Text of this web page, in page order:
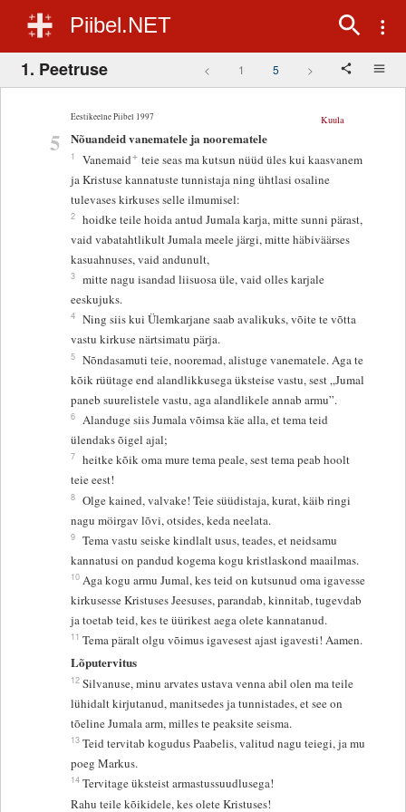
Piibel.NET
1. Peetruse < 1 5 >
Eestikeelne Piibel 1997
5
Kuula
Nõuandeid vanematele ja noorematele
1 Vanemaid+ teie seas ma kutsun nüüd üles kui kaasvanem
ja Kristuse kannatuste tunnistaja ning ühtlasi osaline
tulevases kirkuses selle ilmumisel:
2 hoidke teile hoida antud Jumala karja, mitte sunni pärast,
vaid vabatahtlikult Jumala meele järgi, mitte häbiväärses
kasuahnuses, vaid andunult,
3 mitte nagu isandad liisuosa üle, vaid olles karjale
eeskujuks.
4 Ning siis kui Ülemkarjane saab avalikuks, võite te võtta
vastu kirkuse närtsimatu pärja.
5 Nõndasamuti teie, nooremad, alistuge vanematele. Aga te
kõik rüütage end alandlikkusega üksteise vastu, sest „Jumal
paneb suurelistele vastu, aga alandlikele annab armu”.
6 Alanduge siis Jumala võimsa käe alla, et tema teid
ülendaks õigel ajal;
7 heitke kõik oma mure tema peale, sest tema peab hoolt
teie eest!
8 Olge kained, valvake! Teie süüdistaja, kurat, käib ringi
nagu möirgav lõvi, otsides, keda neelata.
9 Tema vastu seiske kindlalt usus, teades, et neidsamu
kannatusi on pandud kogema kogu kristlaskond maailmas.
10 Aga kogu armu Jumal, kes teid on kutsunud oma igavesse
kirkusesse Kristuses Jeesuses, parandab, kinnitab, tugevdab
ja toetab teid, kes te üürikest aega olete kannatanud.
11 Tema päralt olgu võimus igavesest ajast igavesti! Aamen.
Lõputervitus
12 Silvanuse, minu arvates ustava venna abil olen ma teile
lühidalt kirjutanud, manitsedes ja tunnistades, et see on
tõeline Jumala arm, milles te peaksite seisma.
13 Teid tervitab kogudus Paabelis, valitud nagu teiegi, ja mu
poeg Markus.
14 Tervitage üksteist armastussuudlusega!
Rahu teile kõikidele, kes olete Kristuses!